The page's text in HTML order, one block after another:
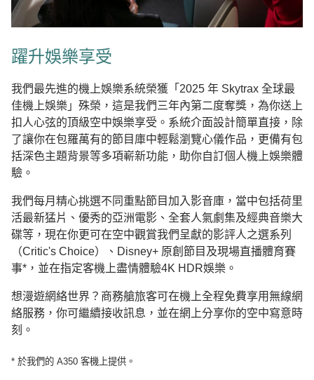
躍升娛樂享受
我們最先進的機上娛樂系統榮獲「2025 年 Skytrax 全球最
佳機上娛樂」殊榮，這是我們三年內第二度奪獎，為你送上
扣人心弦的頂級空中娛樂享受。系統介面設計簡單直接，除
了讓你在包羅萬有的節目庫中輕鬆瀏覽心儀作品，更備有包
括深色主題背景等多項嶄新功能，助你自訂個人機上娛樂體
驗。
我們每月精心挑選不同重點節目加入影音庫，當中包括荷里
活最新猛片、優秀的亞洲電影、全套人氣劇集及經典音樂大
碟等，現在你更可在空中觀賞我們呈獻的影評人之選系列
（Critic's Choice）、Disney+ 原創節目及現場直播體育賽
事*，並在指定客機上盡情體驗4K HDR娛樂。
想漫遊網絡世界？商務艙旅客可在機上全程免費享用無線網
絡服務，你可繼續接收訊息，並在網上分享你的空中寫意時
刻。
* 於我們的 A350 客機上提供。